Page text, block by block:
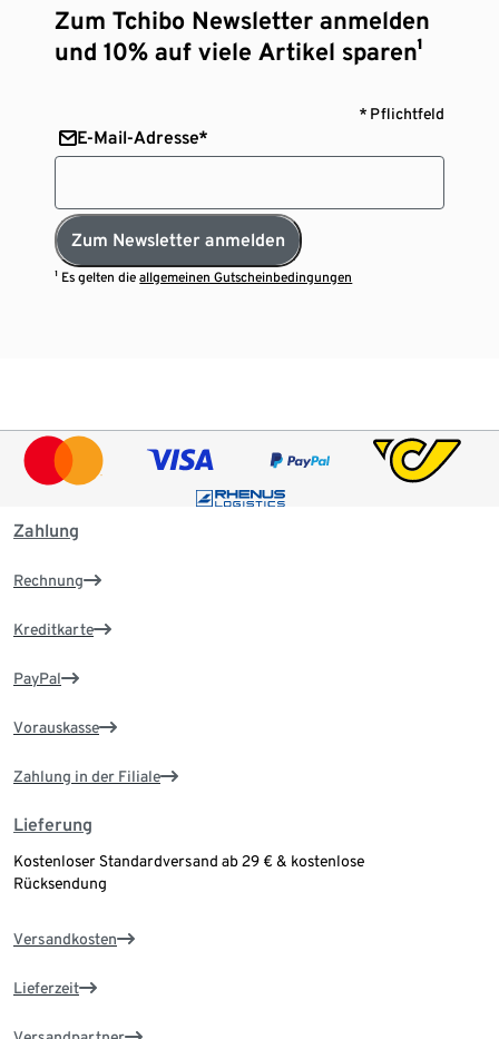
Zum Tchibo Newsletter anmelden
und 10% auf viele Artikel sparen¹
* Pflichtfeld
E-Mail-Adresse*
Zum Newsletter anmelden
¹ Es gelten dieallgemeinen Gutscheinbedingungen
Zahlung
Rechnung
Kreditkarte
PayPal
Vorauskasse
Zahlung in der Filiale
Lieferung
Kostenloser Standardversand ab 29 € & kostenlose
Rücksendung
Versandkosten
Lieferzeit